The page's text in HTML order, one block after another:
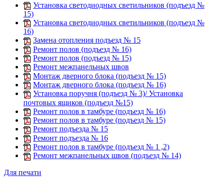
Установка светодиодных светильников (подъезд №
15)
Установка светодиодных светильников (подъезд №
16)
Замена отопления подъезд № 15
Ремонт полов (подъезд № 16)
Ремонт полов (подъезд № 15)
Ремонт межпанельных швов
Монтаж дверного блока (подъезд № 15)
Монтаж дверного блока (подъезд № 16)
Установка поручня (подъезд № 3)/ Установка
почтовых ящиков (подъезд №15)
Ремонт полов в тамбуре (подъезд № 16)
Ремонт полов в тамбуре (подъезд № 15)
Ремонт подъезда № 15
Ремонт подъезда № 16
Ремонт полов в тамбуре (подъезд № 1 ,2)
Ремонт межпанельных швов (подъезд № 14)
Для печати